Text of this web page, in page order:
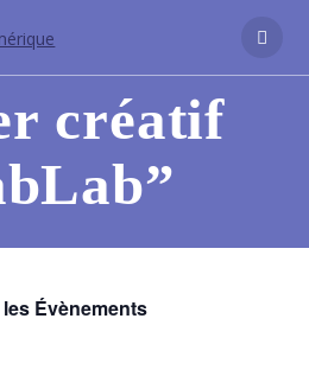
créatif
Évènements